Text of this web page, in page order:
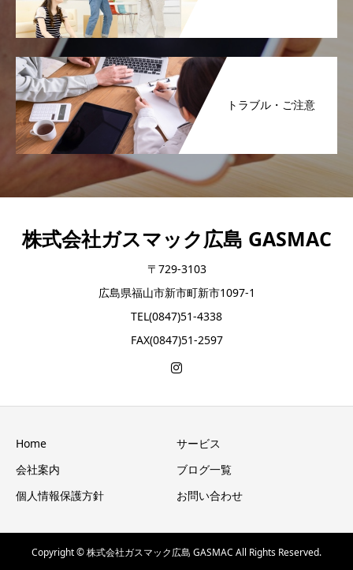
トラブル・ご注意
株式会社ガスマック広島 GASMAC
〒729-3103
広島県福山市新市町新市1097-1
TEL(0847)51-4338
FAX(0847)51-2597
Home
サービス
会社案内
ブログ一覧
個人情報保護方針
お問い合わせ
Copyright © 株式会社ガスマック広島 GASMAC All Rights Reserved.